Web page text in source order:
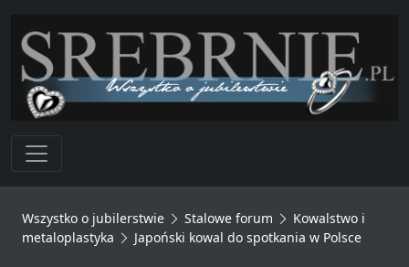
Toggle navigation
Wszystko o jubilerstwie Stalowe forum
Kowalstwo i
metaloplastyka
Japoński kowal do spotkania w Polsce